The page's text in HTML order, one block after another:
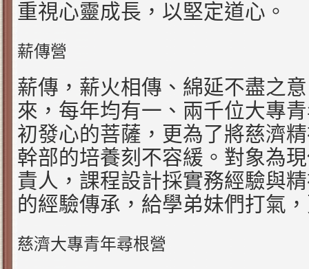
重視心靈成長，以堅定道心。
薪傳營
薪傳，薪火相傳、綿延不盡之
來，每年均有一、兩千位大專
初發心的菩薩，更為了將慈濟
幹部的培養刻不容緩。對象為
責人，課程設計採實務經驗與
的經驗傳承，給學弟妹們打氣
慈濟大專青年尋根營